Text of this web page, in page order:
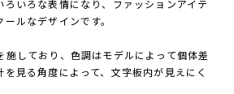
ろいろな表情になり、ファッションアイテ
ルなデザインです。
しており、色調はモデルによって個体差
見る角度によって、文字板内が見えにく